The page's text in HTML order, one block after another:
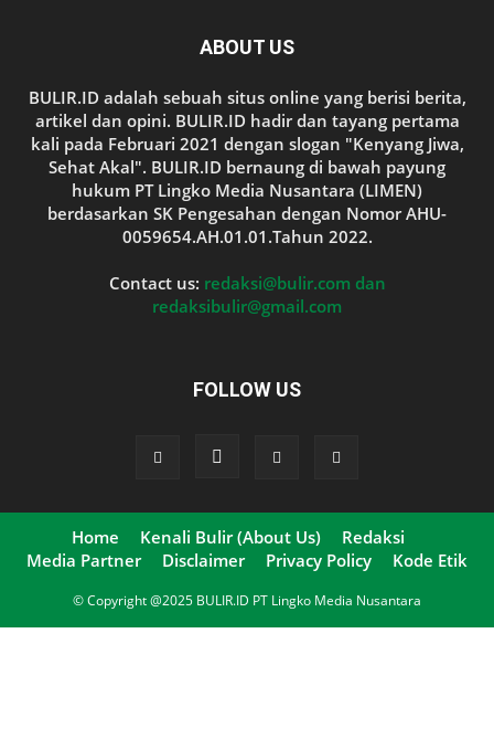
ABOUT US
BULIR.ID adalah sebuah situs online yang berisi berita,
artikel dan opini. BULIR.ID hadir dan tayang pertama
kali pada Februari 2021 dengan slogan "Kenyang Jiwa,
Sehat Akal". BULIR.ID bernaung di bawah payung
hukum PT Lingko Media Nusantara (LIMEN)
berdasarkan SK Pengesahan dengan Nomor AHU-
0059654.AH.01.01.Tahun 2022.
Contact us: redaksi@bulir.com dan
redaksibulir@gmail.com
FOLLOW US
Home Kenali Bulir (About Us)
Redaksi
Media Partner
Disclaimer Privacy Policy Kode Etik
© Copyright @2025 BULIR.ID PT Lingko Media Nusantara